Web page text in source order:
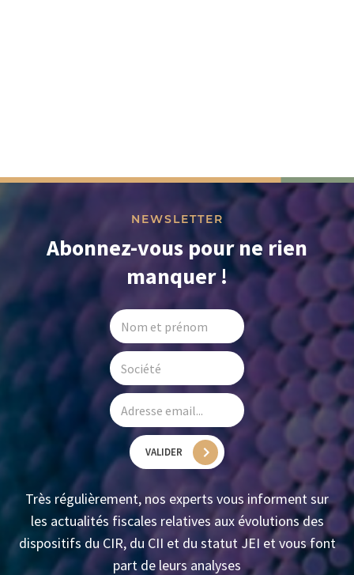
NEWSLETTER
Abonnez-vous pour ne rien
manquer !
VALIDER
Très régulièrement, nos experts vous informent sur
les actualités fiscales relatives aux évolutions des
dispositifs du CIR, du CII et du statut JEI et vous font
part de leurs analyses